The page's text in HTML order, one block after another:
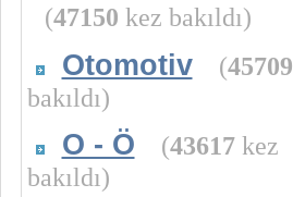
(47150 kez bakıldı)
Otomotiv (45709
bakıldı)
O - Ö (43617kez
bakıldı)